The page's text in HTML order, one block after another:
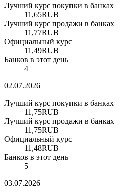
Лучший курс покупки в банках
11,65RUB
Лучший курс продажи в банках
11,77RUB
Официальный курс
11,49RUB
Банков в этот день
4
02.07.2026
Лучший курс покупки в банках
11,75RUB
Лучший курс продажи в банках
11,75RUB
Официальный курс
11,48RUB
Банков в этот день
5
03.07.2026